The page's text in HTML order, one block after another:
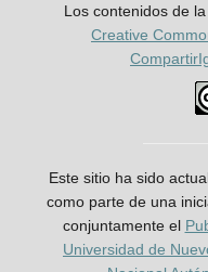
Los contenidos de
Creative
Este sitio ha sido
como parte de una
conjuntamente el
Universidad de